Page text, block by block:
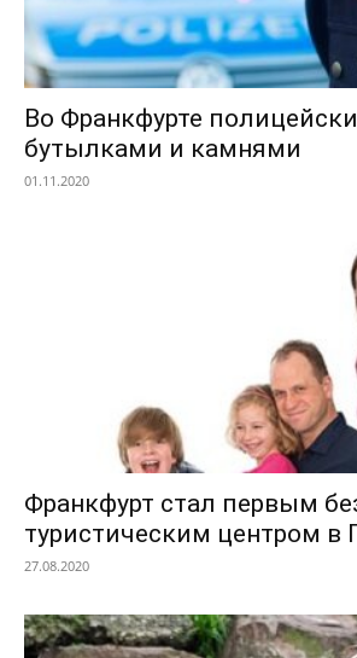
Во Франкфурте
бутылками и камнями
01.11.2020
Франкфурт стал первым
туристическим центром в
27.08.2020